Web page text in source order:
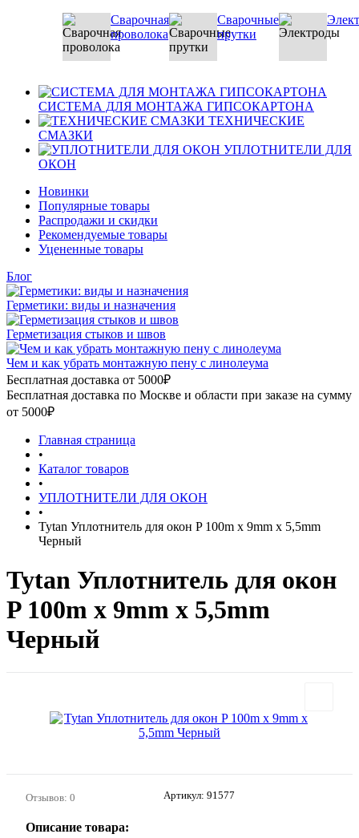
Сварочная
проволока
Сварочные
прутки
СИСТЕМА ДЛЯ МОНТАЖА ГИПСОКАРТОНА
ТЕХНИЧЕСКИЕ
СМАЗКИ
УПЛОТНИТЕЛИ ДЛЯ
ОКОН
Новинки
Популярные товары
Распродажи и скидки
Рекомендуемые товары
Уцененные товары
Блог
Герметики: виды и назначения
Герметизация стыков и швов
Чем и как убрать монтажную пену с линолеума
Бесплатная доставка от 5000₽
Бесплатная доставка по Москве и области при заказе на сумму
от 5000₽
Главная страница
•
Каталог товаров
•
УПЛОТНИТЕЛИ ДЛЯ ОКОН
•
Tytan Уплотнитель для окон P 100m x 9mm x 5,5mm
Черный
Tytan Уплотнитель для окон
P 100m x 9mm x 5,5mm
Черный
Отзывов: 0 Артикул: 91577
Описание товара: